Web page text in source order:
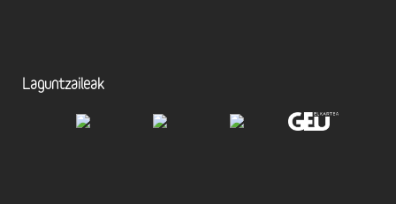
Laguntzaileak